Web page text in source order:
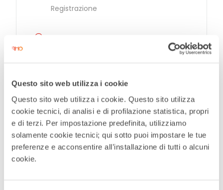
Questo sito web utilizza i cookie
Questo sito web utilizza i cookie. Questo sito utilizza
cookie tecnici, di analisi e di profilazione statistica, propri
e di terzi. Per impostazione predefinita, utilizziamo
solamente cookie tecnici; qui sotto puoi impostare le tue
preferenze e acconsentire all’installazione di tutti o alcuni
cookie.
Registrazione
MI
CATEGORIE
Eventi fieristici Rho Fiera Milano